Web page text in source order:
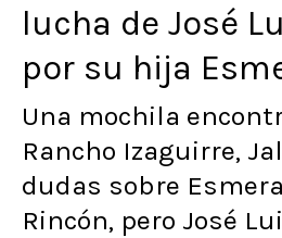
lucha de José
por su hija
Una mochila
Rancho Izaguirre,
dudas sobre
Rincón, pero José